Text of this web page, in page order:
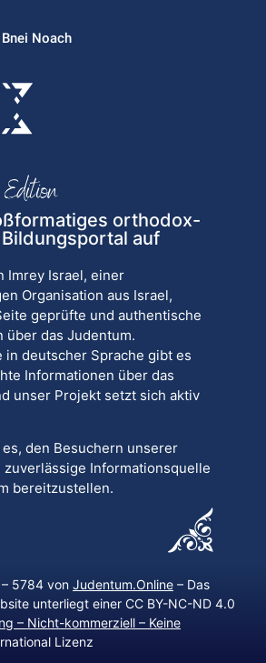
Noach
orthodox-
auf
Imrey Israel, einer
Organisation aus Israel,
geprüfte und authentische
über das Judentum.
in deutscher Sprache gibt es
Informationen über das
unser Projekt setzt sich aktiv
den Besuchern unserer
zuverlässige Informationsquelle
bereitzustellen.
5784 von Judentum.Online – Das
unterliegt einer CC BY-NC-ND 4.0
– Nicht-kommerziell – Keine
Lizenz